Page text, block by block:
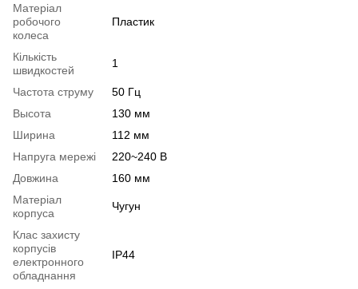
Матеріал
робочого
колеса
Пластик
Кількість
швидкостей
1
Частота струму
50 Гц
Высота
130 мм
Ширина
112 мм
Напруга мережі
220~240 В
Довжина
160 мм
Матеріал
корпуса
Чугун
Клас захисту
корпусів
електронного
обладнання
IP44